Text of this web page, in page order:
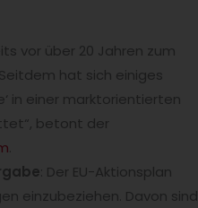
vor über 20 Jahren zum
hat sich einiges
in einer marktorientierten
betont der
: Der EU-Aktionsplan
einzubeziehen. Davon sind